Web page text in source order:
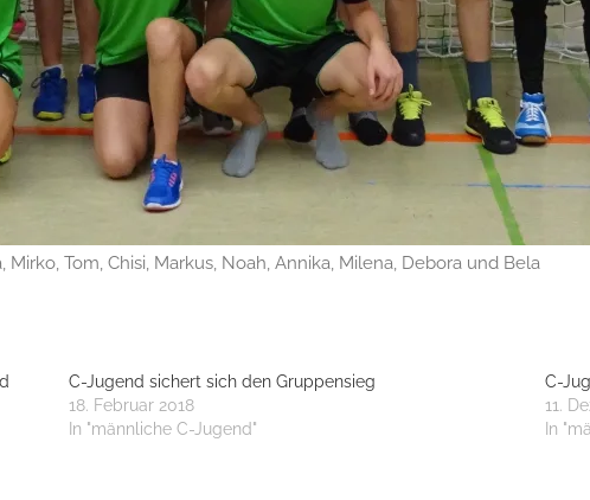
Tom, Chisi, Markus, Noah, Annika, Milena, Debora und Bela
C-Jugend sichert sich den Gruppensieg
18. Februar 2018
In "männliche C-Jugend"
C-
11.
In